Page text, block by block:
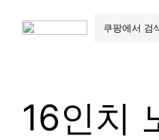
16인치